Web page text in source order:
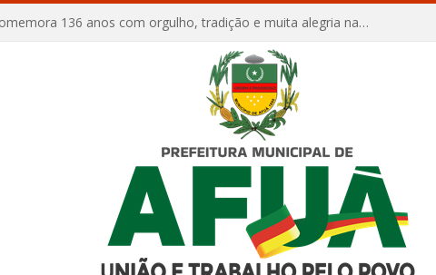
Afuá comemora 136 anos com orgulho, tradição e muita alegria na Quadra Dr. Nelson Salomão